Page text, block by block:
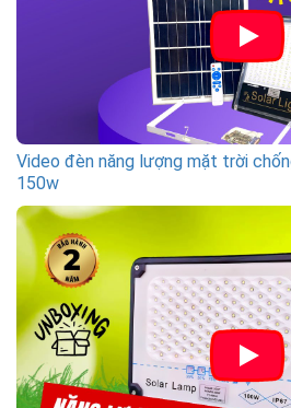
Video đèn năng lượng mặt trời
150w